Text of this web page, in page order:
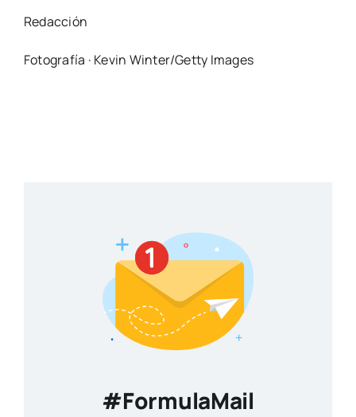
Redacción
Fotografía · Kevin Winter/Getty Images
#FormulaMail